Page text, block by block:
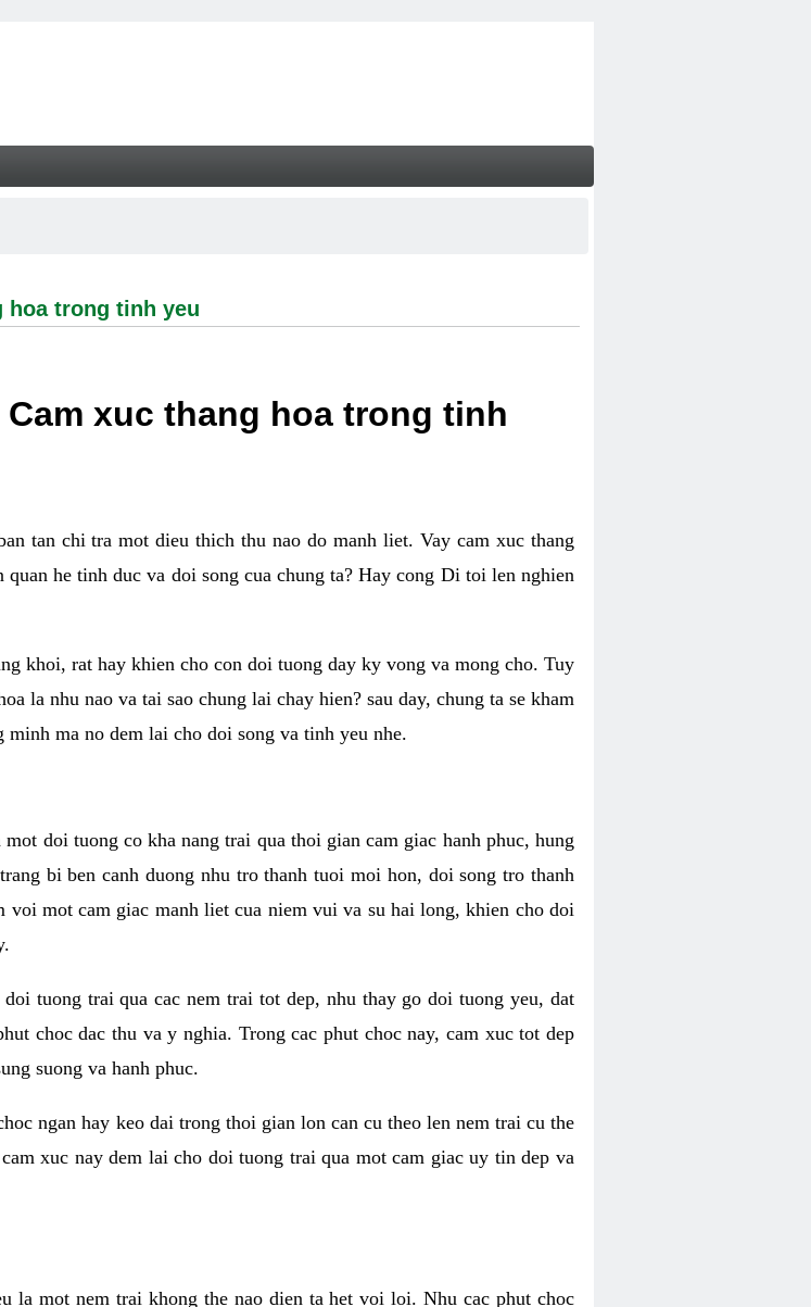
tinh yeu - Welcome
hoa trong tinh yeu
xuc thang hoa trong tinh
tan chi tra mot dieu thich thu nao do manh liet. Vay cam xuc thang
he tinh duc va doi song cua chung ta? Hay cong Di toi len nghien
khoi, rat hay khien cho con doi tuong day ky vong va mong cho. Tuy
la nhu nao va tai sao chung lai chay hien? sau day, chung ta se kham
ma no dem lai cho doi song va tinh yeu nhe.
doi tuong co kha nang trai qua thoi gian cam giac hanh phuc, hung
bi ben canh duong nhu tro thanh tuoi moi hon, doi song tro thanh
voi mot cam giac manh liet cua niem vui va su hai long, khien cho doi
tuong trai qua cac nem trai tot dep, nhu thay go doi tuong yeu, dat
choc dac thu va y nghia. Trong cac phut choc nay, cam xuc tot dep
suong va hanh phuc.
ngan hay keo dai trong thoi gian lon can cu theo len nem trai cu the
xuc nay dem lai cho doi tuong trai qua mot cam giac uy tin dep va
la mot nem trai khong the nao dien ta het voi loi. Nhu cac phut choc